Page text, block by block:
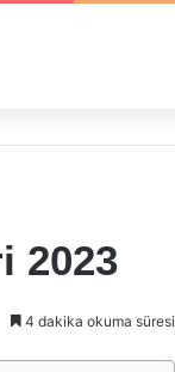
2023
4 dakika okuma süresi